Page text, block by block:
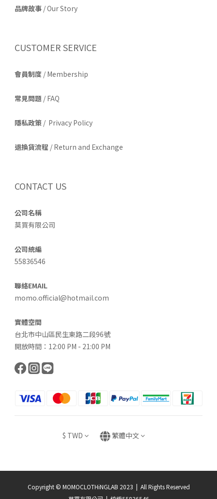
品牌故事 /Our Story
CUSTOMER SERVICE
會員制度 / Membership
常見問題 / FAQ
隱私政策 / Privacy Policy
退換貨流程 / Return and Exchange
CONTACT US
公司名稱
莫買有限公司
公司統編
55836546
聯絡EMAIL
momo.official@hotmail.com
實體空間
台北市中山區民生東路二段96號
開放時間：12:00 PM - 21:00 PM
$ TWD 繁體中文
Copyright © MOMOCLOTHiNGLAB 2023 | All Rights Reserved